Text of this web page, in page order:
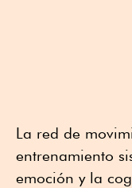
La red de
entrenamiento
emoción y la